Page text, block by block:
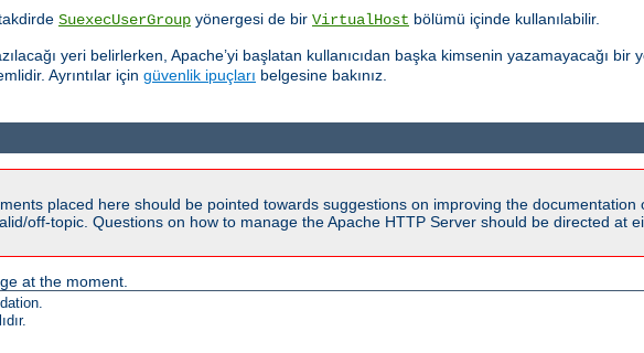
SuexecUserGroup yönergesi de bir VirtualHost bölümü içinde kullanılabilir.
yeri belirlerken, Apache’yi başlatan kullanıcıdan başka kimsenin yazamayacağı
Ayrıntılar için güvenlik ipuçları belgesine bakınız.
placed here should be pointed towards suggestions on improving the
off-topic. Questions on how to manage the Apache HTTP Server should be directed at
at the moment.